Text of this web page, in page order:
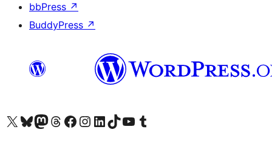
bbPress ↗
BuddyPress ↗
Bezoek ons X (voorheen Twitter) account
Bezoek ons Bluesky account
Bezoek ons Mastodon account
Bezoek ons Threads account
Onze Facebook pagina bezoeken
Bezoek ons Instagram account
Bezoek ons LinkedIn account
Bezoek ons TikTok account
Bezoek ons YouTube kanaalBezoek ons Tumblr account